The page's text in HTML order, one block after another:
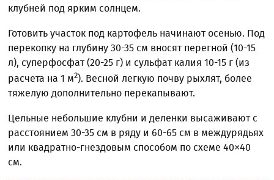
клубней под ярким солнцем.
Готовить участок под картофель начинают осенью. Под
перекопку на глубину 30-35 см вносят перегной (10-15
л), суперфосфат (20-25 г) и сульфат калия 10-15 г (из
расчета на 1 м2). Весной легкую почву рыхлят, более
тяжелую дополнительно перекапывают.
Цельные небольшие клубни и деленки высаживают с
расстоянием 30-35 см в ряду и 60-65 см в междурядьях
или квадратно-гнездовым способом по схеме 40×40
см.